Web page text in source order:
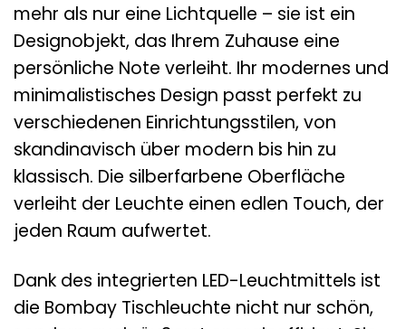
mehr als nur eine Lichtquelle – sie ist ein
Designobjekt, das Ihrem Zuhause eine
persönliche Note verleiht. Ihr modernes und
minimalistisches Design passt perfekt zu
verschiedenen Einrichtungsstilen, von
skandinavisch über modern bis hin zu
klassisch. Die silberfarbene Oberfläche
verleiht der Leuchte einen edlen Touch, der
jeden Raum aufwertet.
Dank des integrierten LED-Leuchtmittels ist
die Bombay Tischleuchte nicht nur schön,